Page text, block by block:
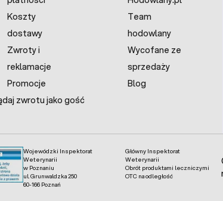
Koszty
dostawy
Zwroty i
reklamacje
Promocje
zwrotu jako gość
Team
hodowlany
Wycofane ze
sprzedaży
Blog
Wojewódzki Inspektorat
Weterynarii
w Poznaniu
ul. Grunwaldzka 250
60-166 Poznań
Główny Inspektorat
Weterynarii
Obrót produktami leczniczymi
OTC na odległość